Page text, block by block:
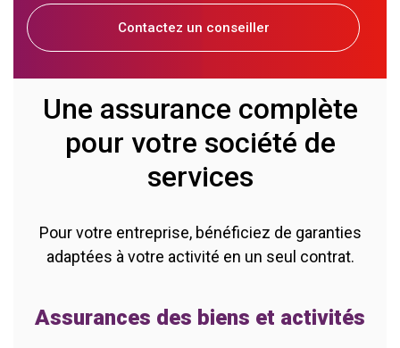
Contactez un conseiller
Une assurance complète
pour votre société de
services
Pour votre entreprise, bénéficiez de garanties
adaptées à votre activité en un seul contrat.
Assurances des biens et activités